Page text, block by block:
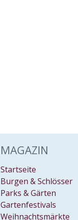
MAGAZIN
Startseite
Burgen & Schlösser
Parks & Gärten
Gartenfestivals
Weihnachtsmärkte